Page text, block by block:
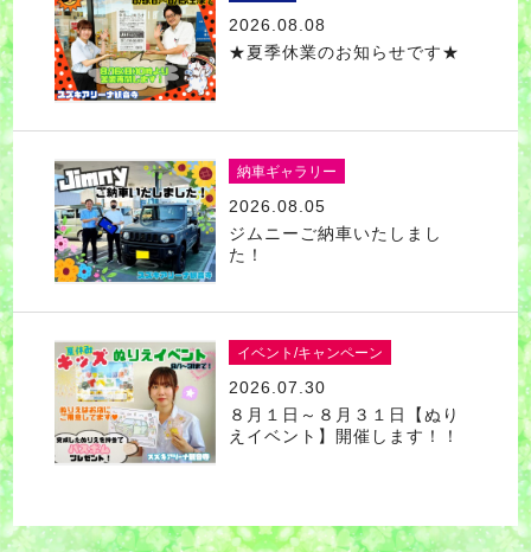
2026.08.08
★夏季休業のお知らせです★
納車ギャラリー
2026.08.05
ジムニーご納車いたしまし
た！
イベント/キャンペーン
2026.07.30
８月１日～８月３１日【ぬり
えイベント】開催します！！